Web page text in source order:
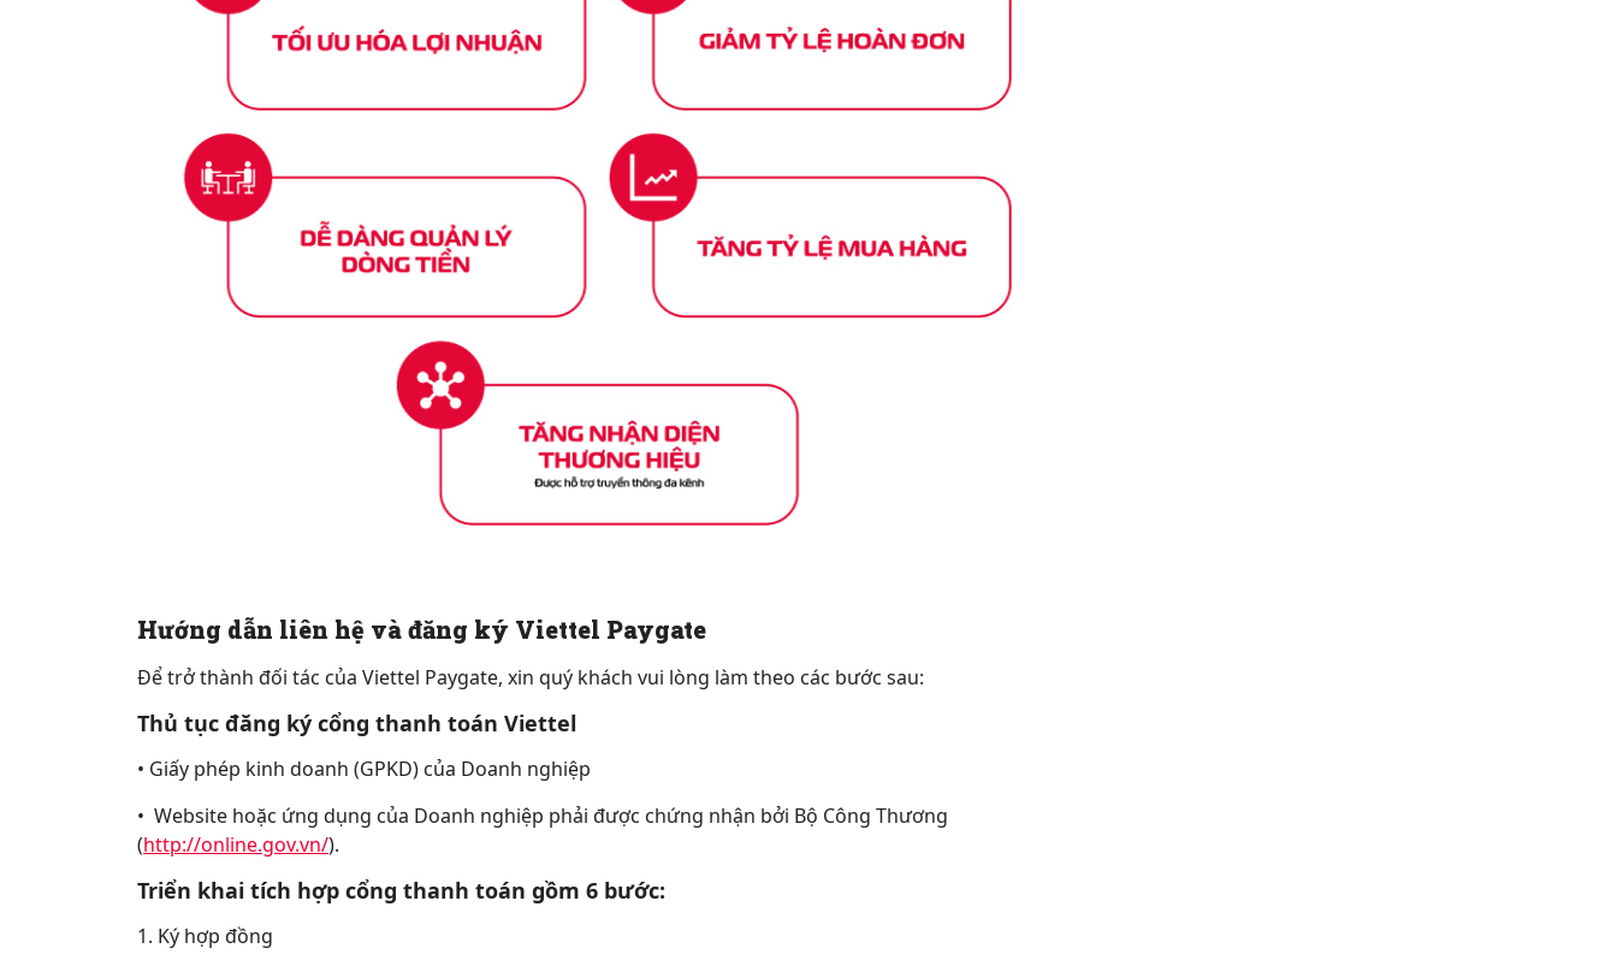
Hướng dẫn liên hệ và đăng ký Viettel Paygate
Để trở thành đối tác của Viettel Paygate, xin quý khách vui lòng làm theo các bước sau:
Thủ tục đăng ký cổng thanh toán Viettel
• Giấy phép kinh doanh (GPKD) của Doanh nghiệp
• Website hoặc ứng dụng của Doanh nghiệp phải được chứng nhận bởi Bộ Công Thương
(http://online.gov.vn/).
Triển khai tích hợp cổng thanh toán gồm 6 bước:
1. Ký hợp đồng